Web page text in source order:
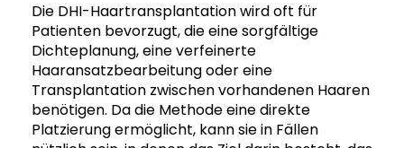
Die DHI-Haartransplantation wird oft für
Patienten bevorzugt, die eine sorgfältige
Dichteplanung, eine verfeinerte
Haaransatzbearbeitung oder eine
Transplantation zwischen vorhandenen Haaren
benötigen. Da die Methode eine direkte
Platzierung ermöglicht, kann sie in Fällen